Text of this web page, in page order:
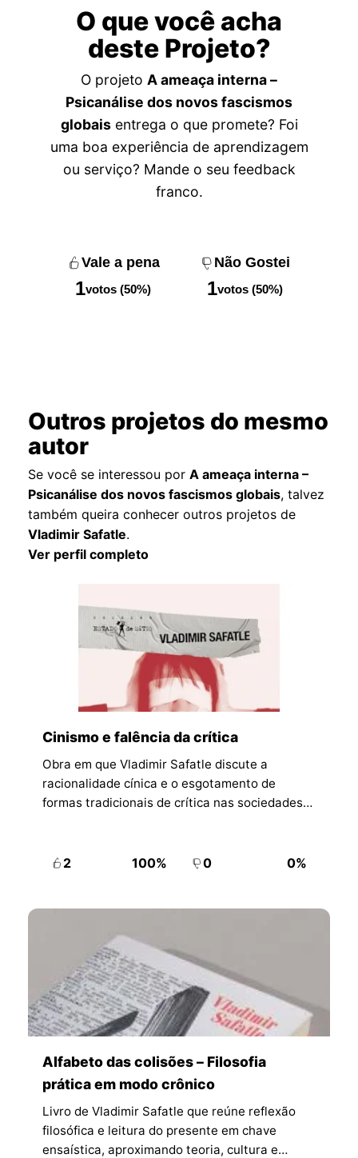
O que você acha
deste Projeto?
O projeto A ameaça interna –
Psicanálise dos novos fascismos
globaisentrega o que promete? Foi
uma boa experiência de aprendizagem
ou serviço? Mande o seu feedback
franco.
Vale a pena
1votos (50%)
Não Gostei
1votos (50%)
Outros projetos do mesmo
autor
Se você se interessou porA ameaça interna –
Psicanálise dos novos fascismos globais, talvez
também queira conhecer outros projetos de
Vladimir Safatle.
Ver perfil completo
Cinismo e falência da crítica
Obra em que Vladimir Safatle discute a
racionalidade cínica e o esgotamento de
formas tradicionais de crítica nas sociedades
2 100% 0 0%
Alfabeto das colisões – Filosofia
prática em modo crônico
Livro de Vladimir Safatle que reúne reflexão
filosófica e leitura do presente em chave
ensaística, aproximando teoria, cultura e